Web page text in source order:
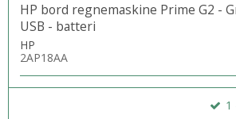
HP bord regnemaskine Prime G2 -
USB - batteri
HP
2AP18AA
1